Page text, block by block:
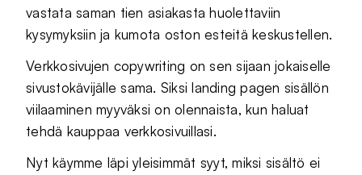
vastata saman tien asiakasta huolettaviin
kysymyksiin ja kumota oston esteitä keskustellen.
Verkkosivujen copywriting on sen sijaan jokaiselle
sivustokävijälle sama. Siksi landing pagen sisällön
viilaaminen myyväksi on olennaista, kun haluat
tehdä kauppaa verkkosivuillasi.
Nyt käymme läpi yleisimmät syyt, miksi sisältö ei